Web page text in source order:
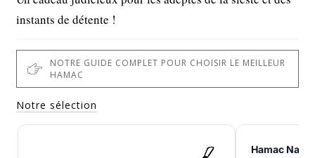
instants de détente !
NOTRE GUIDE COMPLET POUR CHOISIR LE MEILLEUR
HAMAC
Notre sélection
Hamac